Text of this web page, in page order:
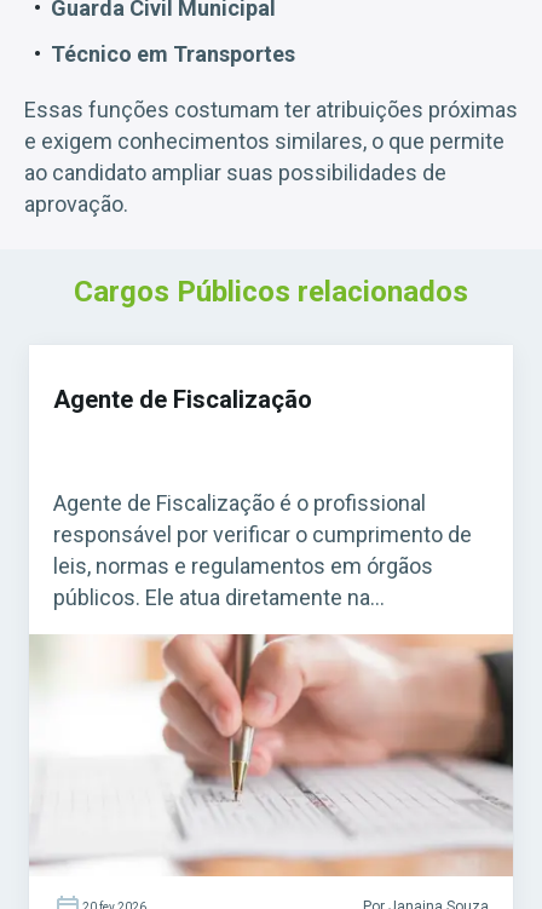
Guarda Civil Municipal
Técnico em Transportes
Essas funções costumam ter atribuições próximas
e exigem conhecimentos similares, o que permite
ao candidato ampliar suas possibilidades de
aprovação.
Cargos Públicos relacionados
Agente de Fiscalização
Agente de Fiscalização é o profissional
responsável por verificar o cumprimento de
leis, normas e regulamentos em órgãos
públicos. Ele atua diretamente na
fiscalização de estabelecimentos, obras,
serviços e atividades que precisam seguir
regras específicas. Acesse agora o Curso
Grátis INSS 2026! O cargo é bastante comum
em concursos municipais e estaduais. Para
quem busca […]